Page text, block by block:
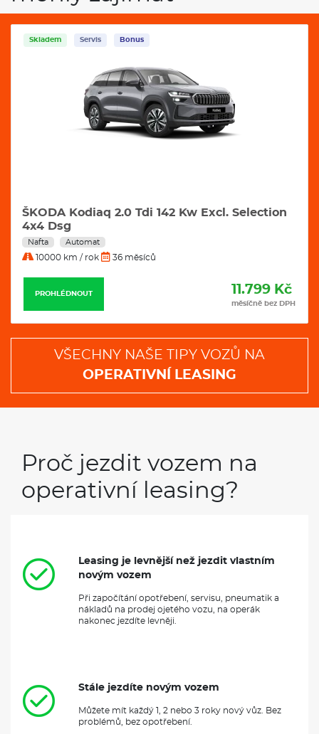
Skladem Servis Bonus
ŠKODA Kodiaq 2.0 Tdi 142 Kw Excl. Selection
4x4 Dsg
Nafta Automat
10000 km / rok 36 měsíců
PROHLÉDNOUT 11.799 Kč
měsíčně bez DPH
VŠECHNY NAŠE TIPY VOZŮ NA
OPERATIVNÍ LEASING
Proč jezdit vozem na
operativní leasing?
Leasing je levnější než jezdit vlastním
novým vozem
Při započítání opotřebení, servisu, pneumatik a
nákladů na prodej ojetého vozu, na operák
nakonec jezdíte levněji.
Stále jezdíte novým vozem
Můžete mít každý 1, 2 nebo 3 roky nový vůz. Bez
problémů, bez opotřebení.